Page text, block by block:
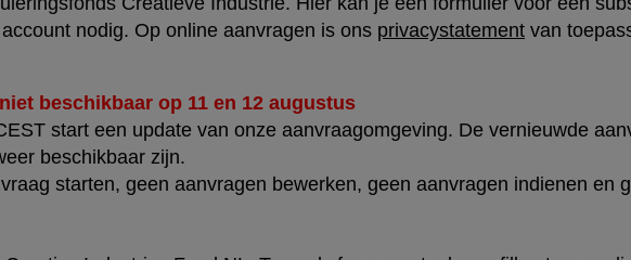
nodig. Op online aanvragen is ons privacystatement van
beschikbaar op 11 en 12 augustus
start een update van onze aanvraagomgeving. De vernieuwde
beschikbaar zijn.
starten, geen aanvragen bewerken, geen aanvragen indienen en